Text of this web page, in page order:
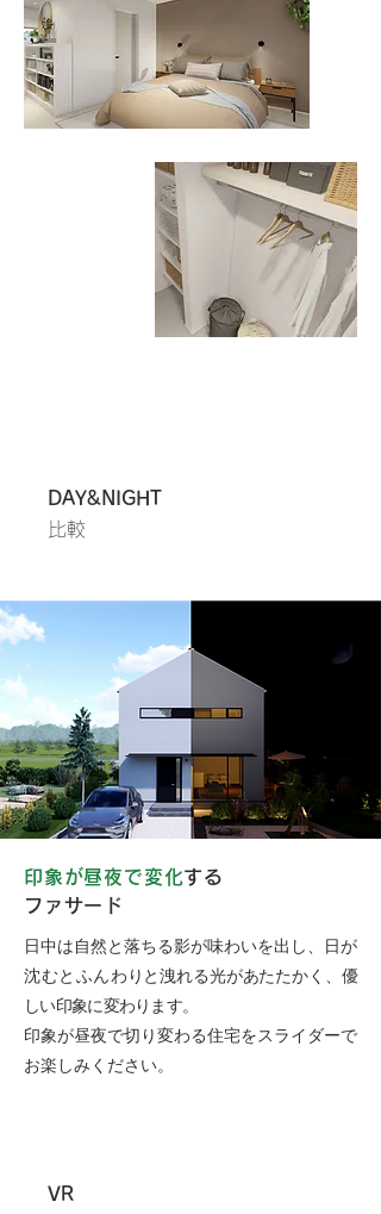
DAY&NIGHT
比較
印象が昼夜で変化する
ファサード
日中は自然と落ちる影が味わいを出し、日が
沈むとふんわりと洩れる光があたたかく、優
しい印象に変わります。
印象が昼夜で切り変わる住宅をスライダーで
お楽しみください。
VR